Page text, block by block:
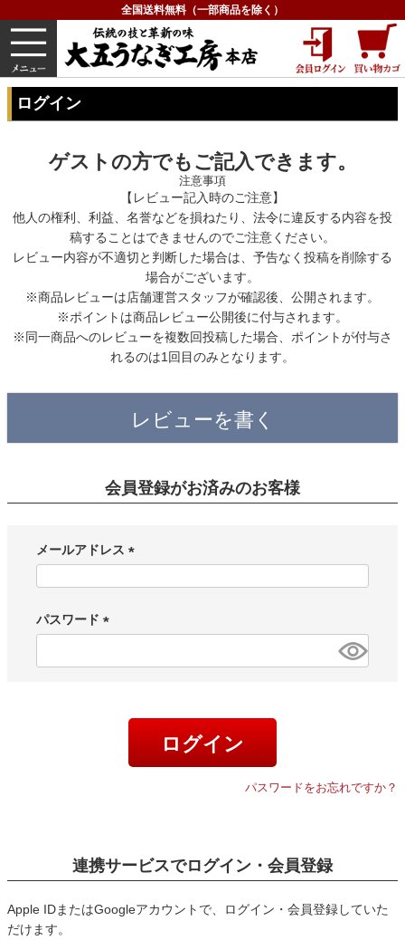
全国送料無料（一部商品を除く）
うなぎ 内祝い
グルメ
HOME
ログイン
ログイン
ゲストの方でもご記入できます。
注意事項
【レビュー記入時のご注意】
他人の権利、利益、名誉などを損ねたり、法令に違反する内容を投
稿することはできませんのでご注意ください。
レビュー内容が不適切と判断した場合は、予告なく投稿を削除する
場合がございます。
※商品レビューは店舗運営スタッフが確認後、公開されます。
※ポイントは商品レビュー公開後に付与されます。
※同一商品へのレビューを複数回投稿した場合、ポイントが付与さ
れるのは1回目のみとなります。
レビューを書く
会員登録がお済みのお客様
メールアドレス
)
パスワード
必
ログイン
パスワードをお忘れですか？
連携サービスでログイン・会員登録
Apple IDまたはGoogleアカウントで、ログイン・会員登録していた
だけます。